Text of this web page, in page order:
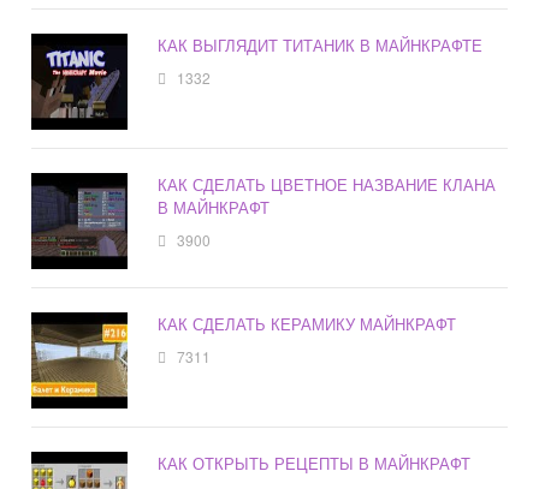
КАК ВЫГЛЯДИТ ТИТАНИК В МАЙНКРАФТЕ
1332
КАК СДЕЛАТЬ ЦВЕТНОЕ НАЗВАНИЕ КЛАНА
В МАЙНКРАФТ
3900
КАК СДЕЛАТЬ КЕРАМИКУ МАЙНКРАФТ
7311
КАК ОТКРЫТЬ РЕЦЕПТЫ В МАЙНКРАФТ